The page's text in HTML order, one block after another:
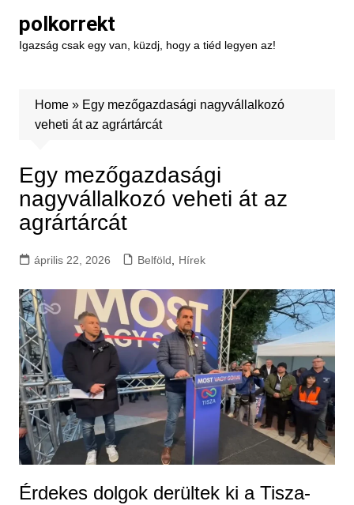
content
polkorrekt
Igazság csak egy van, küzdj, hogy a tiéd legyen az!
Home» Egy mezőgazdasági nagyvállalkozó
veheti át az agrártárcát
Egy mezőgazdasági
nagyvállalkozó veheti át az
agrártárcát
április 22, 2026 Belföld Hírek
Érdekes dolgok derültek ki a Tisza-